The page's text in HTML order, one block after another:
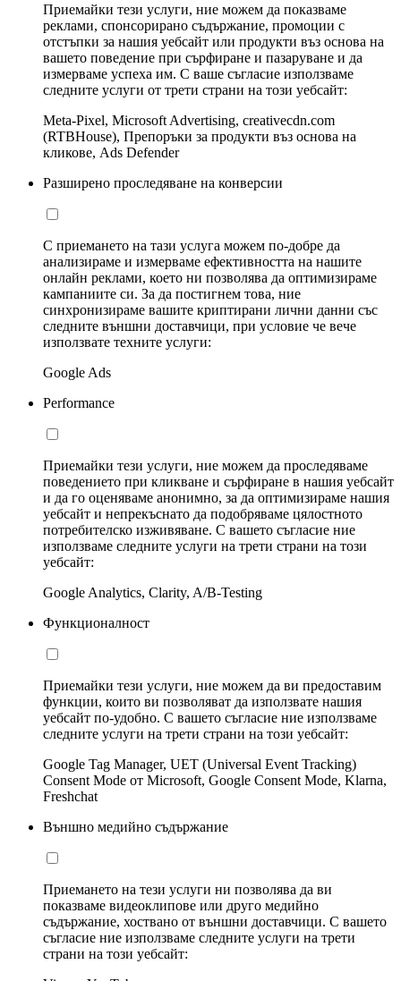
Приемайки тези услуги, ние можем да показваме
реклами, спонсорирано съдържание, промоции с
отстъпки за нашия уебсайт или продукти въз основа на
вашето поведение при сърфиране и пазаруване и да
измерваме успеха им. С ваше съгласие използваме
следните услуги от трети страни на този уебсайт:
Meta-Pixel, Microsoft Advertising, creativecdn.com
(RTBHouse), Препоръки за продукти въз основа на
кликове, Ads Defender
Разширено проследяване на конверсии
С приемането на тази услуга можем по-добре да
анализираме и измерваме ефективността на нашите
онлайн реклами, което ни позволява да оптимизираме
кампаниите си. За да постигнем това, ние
синхронизираме вашите криптирани лични данни със
следните външни доставчици, при условие че вече
използвате техните услуги:
Google Ads
Performance
Приемайки тези услуги, ние можем да проследяваме
поведението при кликване и сърфиране в нашия уебсайт
и да го оценяваме анонимно, за да оптимизираме нашия
уебсайт и непрекъснато да подобряваме цялостното
потребителско изживяване. С вашето съгласие ние
използваме следните услуги на трети страни на този
уебсайт:
Google Analytics, Clarity, A/B-Testing
Функционалност
Приемайки тези услуги, ние можем да ви предоставим
функции, които ви позволяват да използвате нашия
уебсайт по-удобно. С вашето съгласие ние използваме
следните услуги на трети страни на този уебсайт:
Google Tag Manager, UET (Universal Event Tracking)
Consent Mode от Microsoft, Google Consent Mode, Klarna,
Freshchat
Външно медийно съдържание
Приемането на тези услуги ни позволява да ви
показваме видеоклипове или друго медийно
съдържание, хоствано от външни доставчици. С вашето
съгласие ние използваме следните услуги на трети
страни на този уебсайт: